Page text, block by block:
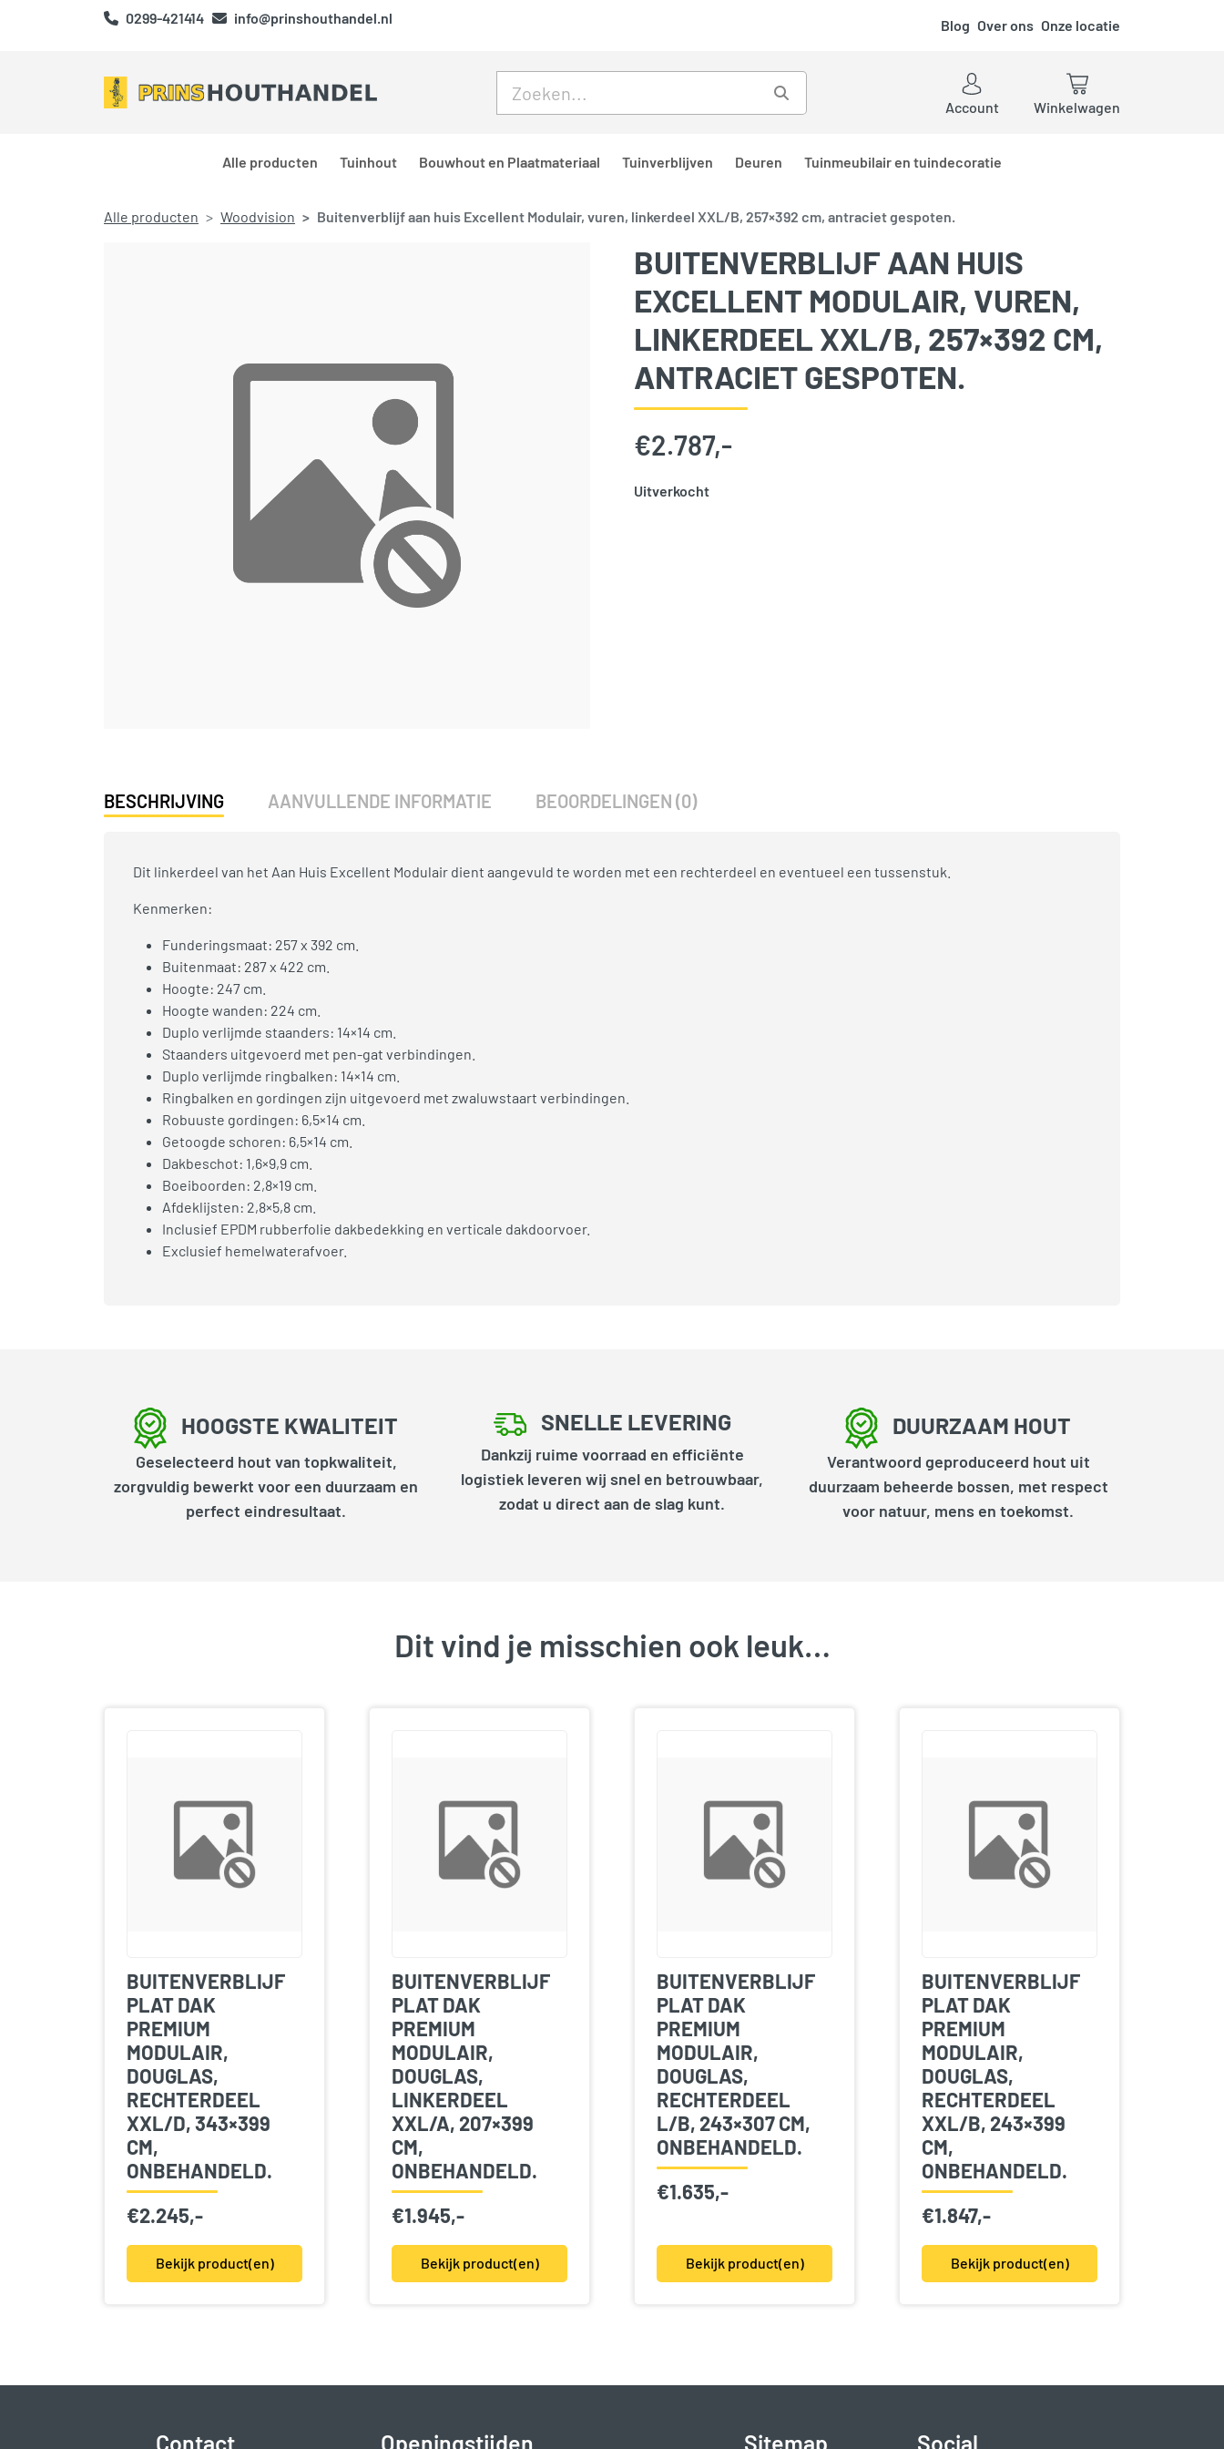
0299-421414 info@prinshouthandel.nl Blog Over ons Onze locatie
Account
Winkelwagen
Alle producten Tuinhout Bouwhout en Plaatmateriaal Tuinverblijven Deuren Tuinmeubilair en tuindecoratie
Alle producten Woodvision Buitenverblijf aan huis Excellent Modulair, vuren, linkerdeel XXL/B, 257×392 cm, antraciet gespoten.
BUITENVERBLIJF AAN HUIS
EXCELLENT MODULAIR, VUREN,
LINKERDEEL XXL/B, 257×392 CM,
ANTRACIET GESPOTEN.
€2.787,-
Uitverkocht
BESCHRIJVING AANVULLENDE INFORMATIE BEOORDELINGEN (0)
Dit linkerdeel van het Aan Huis Excellent Modulair dient aangevuld te worden met een rechterdeel en eventueel een tussenstuk.
Kenmerken:
Funderingsmaat: 257 x 392 cm.
Buitenmaat: 287 x 422 cm.
Hoogte: 247 cm.
Hoogte wanden: 224 cm.
Duplo verlijmde staanders: 14×14 cm.
Staanders uitgevoerd met pen-gat verbindingen.
Duplo verlijmde ringbalken: 14×14 cm.
Ringbalken en gordingen zijn uitgevoerd met zwaluwstaart verbindingen.
Robuuste gordingen: 6,5×14 cm.
Getoogde schoren: 6,5×14 cm.
Dakbeschot: 1,6×9,9 cm.
Boeiboorden: 2,8×19 cm.
Afdeklijsten: 2,8×5,8 cm.
Inclusief EPDM rubberfolie dakbedekking en verticale dakdoorvoer.
Exclusief hemelwaterafvoer.
HOOGSTE KWALITEIT
Geselecteerd hout van topkwaliteit,
zorgvuldig bewerkt voor een duurzaam en
perfect eindresultaat.
SNELLE LEVERING
Dankzij ruime voorraad en efficiënte
logistiek leveren wij snel en betrouwbaar,
zodat u direct aan de slag kunt.
DUURZAAM HOUT
Verantwoord geproduceerd hout uit
duurzaam beheerde bossen, met respect
voor natuur, mens en toekomst.
Dit vind je misschien ook leuk…
BUITENVERBLIJF
PLAT DAK
PREMIUM
MODULAIR,
DOUGLAS,
RECHTERDEEL
XXL/D, 343×399
CM,
ONBEHANDELD.
€2.245,-
Bekijk product(en)
BUITENVERBLIJF
PLAT DAK
PREMIUM
MODULAIR,
DOUGLAS,
LINKERDEEL
XXL/A, 207×399
CM,
ONBEHANDELD.
€1.945,-
Bekijk product(en)
BUITENVERBLIJF
PLAT DAK
PREMIUM
MODULAIR,
DOUGLAS,
RECHTERDEEL
L/B, 243×307 CM,
ONBEHANDELD.
€1.635,-
Bekijk product(en)
BUITENVERBLIJF
PLAT DAK
PREMIUM
MODULAIR,
DOUGLAS,
RECHTERDEEL
XXL/B, 243×399
CM,
ONBEHANDELD.
€1.847,-
Bekijk product(en)
Contact
Openingstijden Sitemap Social